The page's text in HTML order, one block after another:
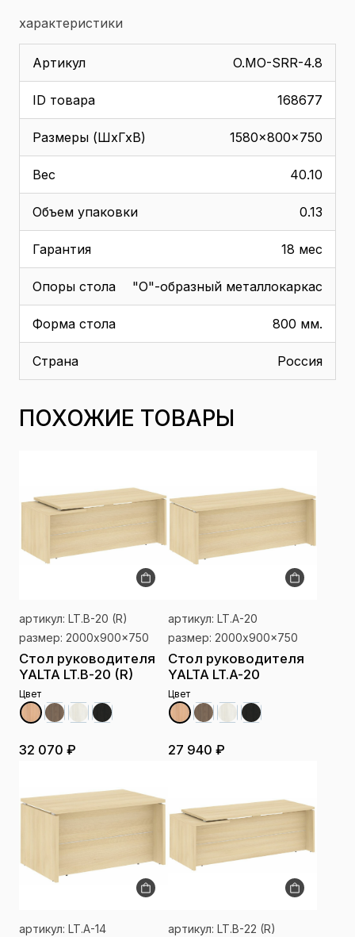
характеристики
Артикул O.MO-SRR-4.8
ID товара 168677
Размеры (ШхГхВ) 1580x800x750
Вес 40.10
Объем упаковки 0.13
Гарантия 18 мес
Опоры стола "О"-образный металлокаркас
Форма стола 800 мм.
Страна Россия
ПОХОЖИЕ ТОВАРЫ
артикул: LT.B-20 (R)
размер: 2000x900x750
Стол руководителя
YALTA LT.B-20 (R)
Цвет
32 070 ₽
артикул: LT.A-20
размер: 2000x900x750
Стол руководителя
YALTA LT.A-20
Цвет
27 940 ₽
артикул: LT.A-14 артикул: LT.B-22 (R)